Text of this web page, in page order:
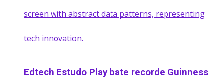
Edtech Estudo Play bate recorde Guinness